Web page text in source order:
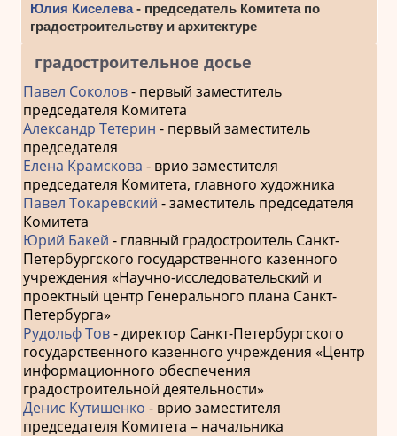
Юлия Киселева- председатель Комитета по
градостроительству и архитектуре
градостроительное досье
Павел Соколов- первый заместитель
председателя Комитета
Александр Тетерин - первый заместитель
председателя
Елена Крамскова - врио заместителя
председателя Комитета, главного художника
Павел Токаревский - заместитель председателя
Комитета
Юрий Бакей - главный градостроитель Санкт-
Петербургского государственного казенного
учреждения «Научно-исследовательский и
проектный центр Генерального плана Санкт-
Петербурга»
Рудольф Тов- директор Санкт-Петербургского
государственного казенного учреждения «Центр
информационного обеспечения
градостроительной деятельности»
Денис Кутишенко - врио заместителя
председателя Комитета – начальника